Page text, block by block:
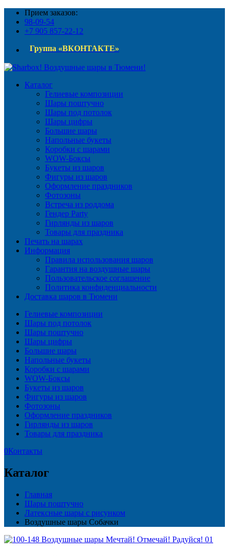
Прием заказов:
98-09-54
+7 905 857-22-12
Группа «ВКОНТАКТЕ»
Каталог
Гелиевые композиции
Шары поштучно
Шары под потолок
Шары цифры
Большие шары
Напольные букеты
Коробки с шарами
WOW-Боксы
Букеты из шаров
Фигуры из шаров
Оформление праздников
Фотозоны
Встреча из роддома
Гендер Party
Гирлянды из шаров
Товары для праздника
Печать на шарах
Информация
Правила использования шаров
Гарантия на воздушные шары
Пользовательское соглашение
Политика конфиденциальности
Доставка шаров в Тюмени
Гелиевые композиции
Шары под потолок
Шары поштучно
Шары цифры
Большие шары
Напольные букеты
Коробки с шарами
WOW-Боксы
Букеты из шаров
Фигуры из шаров
Фотозоны
Оформление праздников
Гирлянды из шаров
Товары для праздника
0Контакты
Каталог
Главная
Шары поштучно
Латексные шары с рисунком
Воздушные шары Собачки